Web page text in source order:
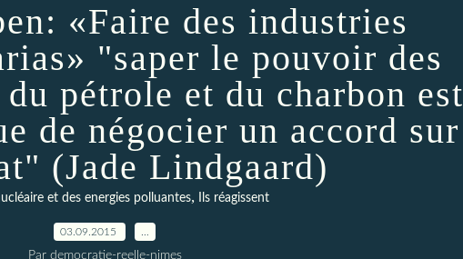
«Faire des industries
"saper le pouvoir des
pétrole et du charbon est
de négocier un accord sur
(Jade Lindgaard)
et des energies polluantes, Ils réagissent
03.09.2015
Par democratie-reelle-nimes